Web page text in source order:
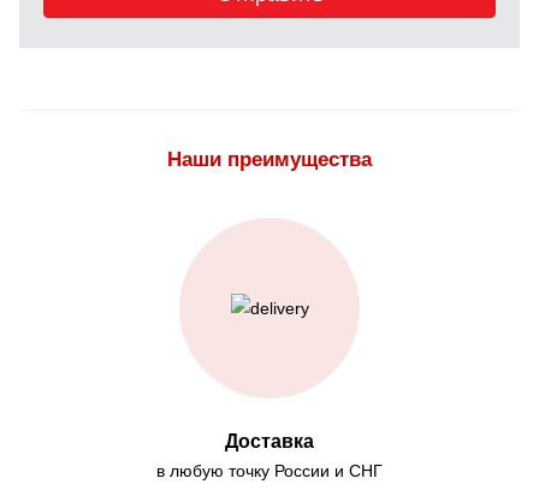
Наши преимущества
Доставка
в любую точку России и СНГ